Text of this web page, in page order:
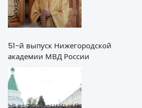
51-й выпуск Нижегородской
академии МВД России